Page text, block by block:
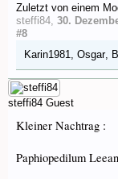
Zuletzt von einem
steffi84 30.
#8
Karin1981
Osgar,
steffi84 Guest
Kleiner Nachtrag :
Paphiopedilum